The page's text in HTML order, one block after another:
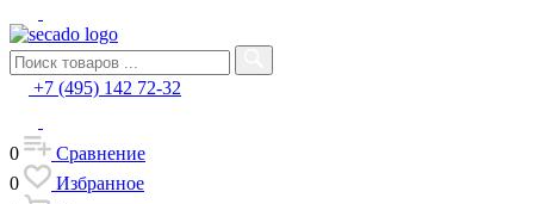
+7 (495) 142 72-32
0
Сравнение
0
Избранное